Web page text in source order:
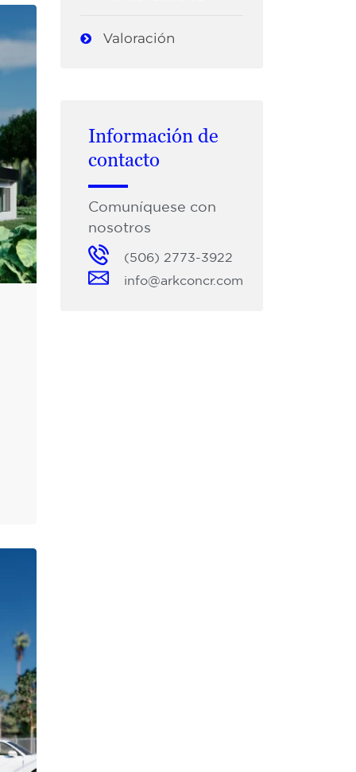
Valoración
Información de
contacto
Comuníquese con
nosotros
(506) 2773-3922
info@arkconcr.com